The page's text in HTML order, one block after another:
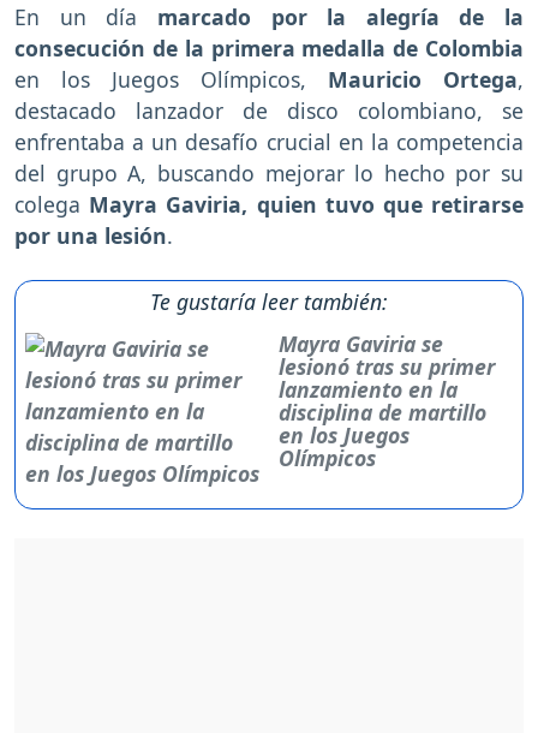
En un día marcado por la alegría de la
consecución de la primera medalla de Colombia
en los Juegos Olímpicos, Mauricio Ortega,
destacado lanzador de disco colombiano, se
enfrentaba a un desafío crucial en la competencia
del grupo A, buscando mejorar lo hecho por su
colega Mayra Gaviria, quien tuvo que retirarse
por una lesión.
Te gustaría leer también:
Mayra Gaviria se
lesionó tras su primer
lanzamiento en la
disciplina de martillo
en los Juegos
Olímpicos